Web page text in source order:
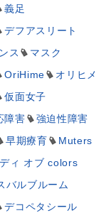
義足
デフアスリート
ス
マスク
OriHime
オリヒメ
仮面女子
障害
強迫性障害
早期療育
Muters
ィ オブ colors
バルブルーム
デコペタシール